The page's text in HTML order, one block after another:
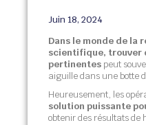
Juin 18, 2024
Dans le monde de la
scientifique, trouver
pertinentes peut
aiguille dans une botte
Heureusement, les
solution puissante
obtenir des résultats de